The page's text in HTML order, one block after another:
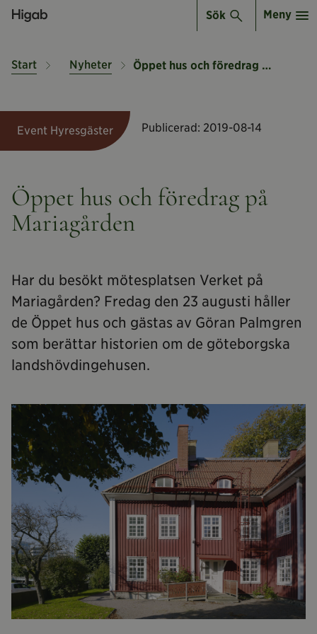
Sök Meny
Start Nyheter Öppet hus och föredrag på Mariagården
Event Hyresgäster Publicerad: 2019-08-14
Öppet hus och föredrag på
Mariagården
Har du besökt mötesplatsen Verket på
Mariagården? Fredag den 23 augusti håller
de Öppet hus och gästas av Göran Palmgren
som berättar historien om de göteborgska
landshövdingehusen.